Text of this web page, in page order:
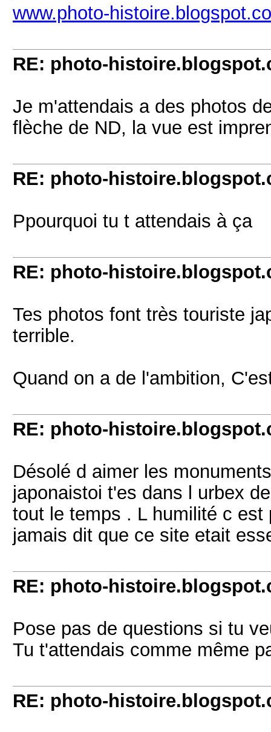
www.photo-
RE: photo-
Je m'attendais a des photos
flèche de ND, la vue est
RE: photo-
Ppourquoi tu t attendais à ça
RE: photo-
Tes photos font très touriste
terrible.
Quand on a de l'ambition,
RE: photo-
Désolé d aimer les
japonaistoi t'es dans l urbex
tout le temps . L humilité c
jamais dit que ce site etait
RE: photo-
Pose pas de questions si tu
Tu t'attendais comme même
RE: photo-